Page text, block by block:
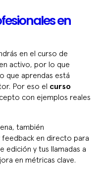
en
en el curso de
activo, por lo que
que aprendas está
Por eso el curso
con ejemplos reales
también
en directo para
edición y tus llamadas a
en métricas clave.